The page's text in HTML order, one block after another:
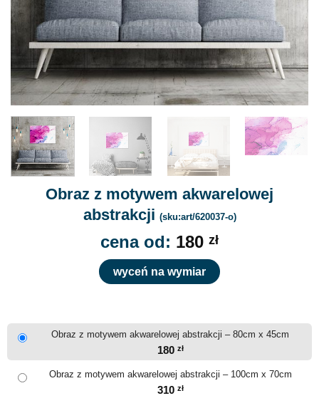
Obraz z motywem akwarelowej
abstrakcji (sku:art/620037-o)
cena od: 180 zł
wyceń na wymiar
Obraz z motywem akwarelowej abstrakcji – 80cm x 45cm
180 zł
Obraz z motywem akwarelowej abstrakcji – 100cm x 70cm
310 zł